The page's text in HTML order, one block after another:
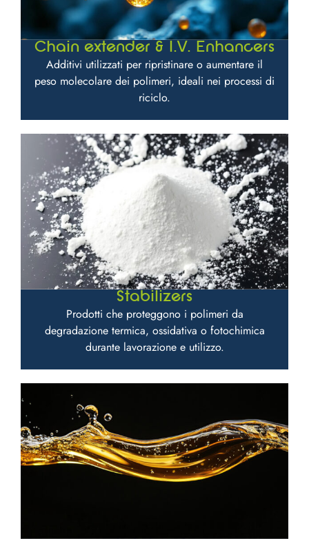
Chain extender & I.V. Enhancers
Additivi utilizzati per ripristinare o aumentare il
peso molecolare dei polimeri, ideali nei processi di
riciclo.
Stabilizers
Prodotti che proteggono i polimeri da
degradazione termica, ossidativa o fotochimica
durante lavorazione e utilizzo.